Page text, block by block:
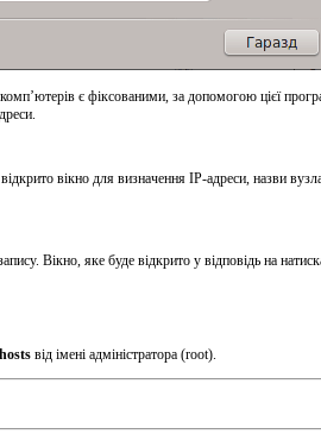
є фіксованими, за допомогою цієї
вікно для визначення IP-адреси, назви
Вікно, яке буде відкрито у відповідь на
від імені адміністратора (root).